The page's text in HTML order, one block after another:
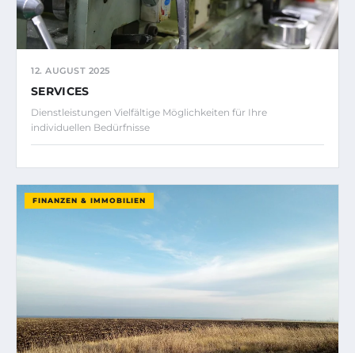
12. AUGUST 2025
SERVICES
Dienstleistungen Vielfältige Möglichkeiten für Ihre
individuellen Bedürfnisse
FINANZEN & IMMOBILIEN